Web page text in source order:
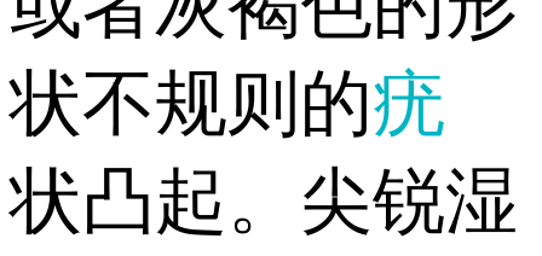
状不规则的疣
状凸起。尖锐湿